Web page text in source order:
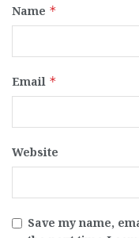
Name *
Email *
Website
Save my name,